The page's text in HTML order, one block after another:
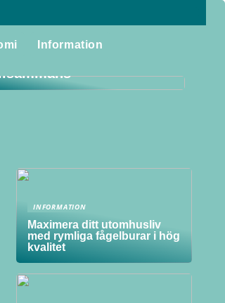
Information
Ett Rent och
INFORMATION
Maximera ditt utomhusliv
med rymliga fågelburar i hög
kvalitet